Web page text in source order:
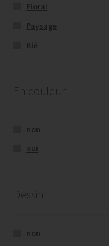
Floral
Paysage
Blé
En couleur
non
oui
Dessin
non